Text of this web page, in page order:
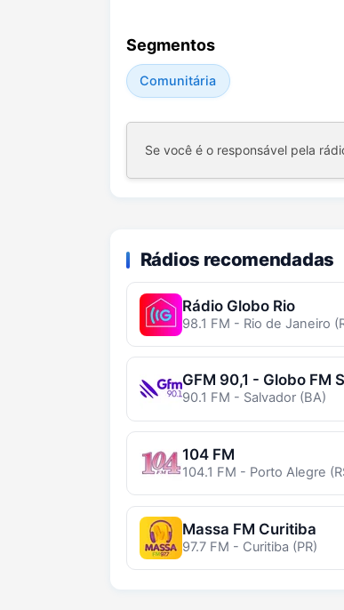
Segmentos
Comunitária
Se você é o responsável pela
Rádios recomendadas
Rádio Globo Rio
98.1 FM - Rio de Janeiro
GFM 90,1 - Globo FM
90.1 FM - Salvador (BA)
104 FM
104.1 FM - Porto Alegre
Massa FM Curitiba
97.7 FM - Curitiba (PR)